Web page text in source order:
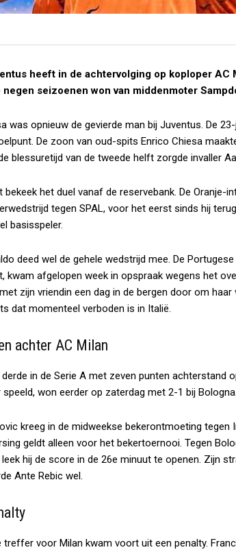
heeft in de achtervolging op koploper AC
negen seizoenen won van middenmoter
was opnieuw de gevierde man bij Juventus. De
De zoon van oud-spits Enrico Chiesa
blessuretijd van de tweede helft zorgde invaller
bekeek het duel vanaf de reservebank. De Oranje-
tegen SPAL, voor het eerst sinds hij
basisspeler.
deed wel de gehele wedstrijd mee. De
kwam afgelopen week in opspraak wegens het
zijn vriendin een dag in de bergen door om
dat momenteel verboden is in Italië.
achter AC Milan
in de Serie A met zeven punten achterstand
won eerder op zaterdag met 2-1 bij Bologna.
kreeg in de midweekse bekerontmoeting tegen
geldt alleen voor het bekertoernooi. Tegen
hij de score in de 26e minuut te openen. Zijn
Ante Rebic wel.
treffer voor Milan kwam voort uit een penalty.